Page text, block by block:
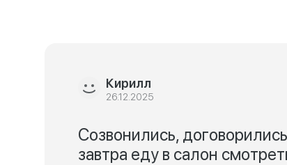
Кирилл
26.12.2025
Созвонились,
завтра еду в салон